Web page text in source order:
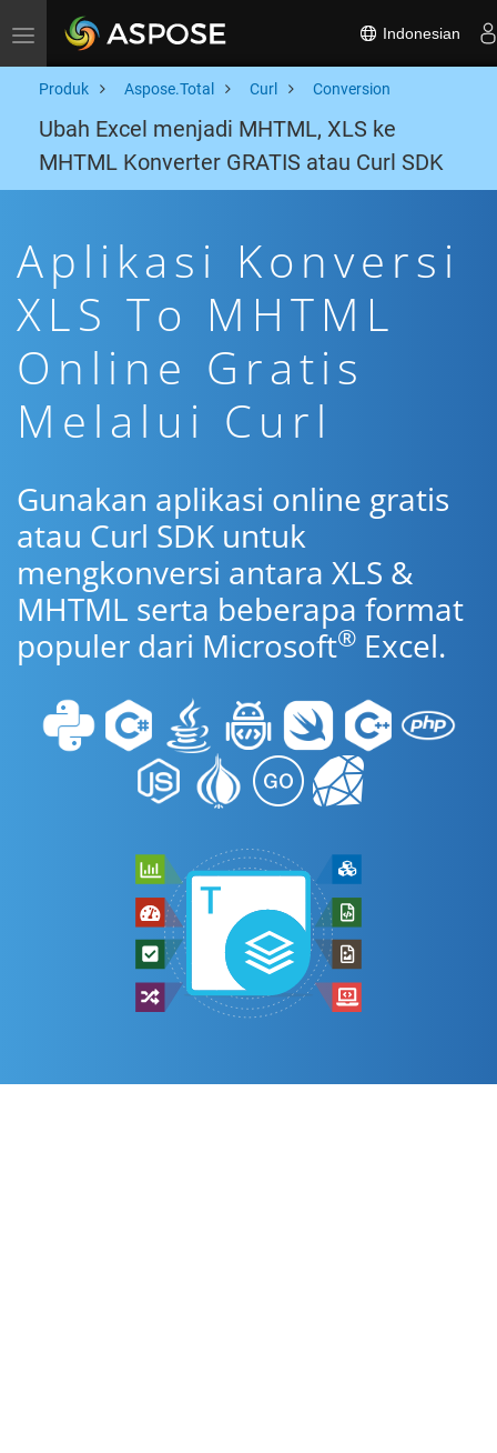
Toggle navigation Indonesian
Produk Aspose.Total Curl Conversion
Ubah Excel menjadi MHTML, XLS ke
MHTML Konverter GRATIS atau Curl SDK
Aplikasi Konversi
XLS To MHTML
Online Gratis
Melalui Curl
Gunakan aplikasi online gratis
atau Curl SDK untuk
mengkonversi antara XLS &
MHTML serta beberapa format
populer dari Microsoft® Excel.